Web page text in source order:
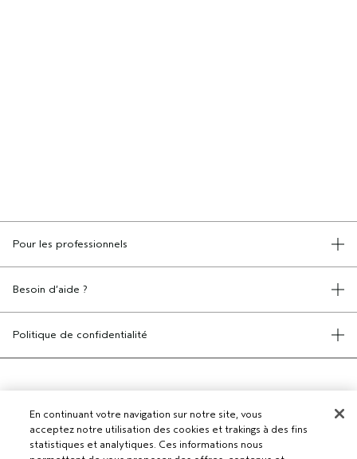
Pour les professionnels
Besoin d’aide ?
APPELEZ LE +41315280239
Politique de confidentialité
CONDITIONS GÉNÉRALES
POLITIQUE DE CONFIDENTIALITÉ
PUBLICITÉ BASÉE SUR LES INTÉRÊTS
EMPLOIS
POLITIQUE RELATIVE AUX COOKIES
En continuant votre navigation sur notre site, vous
acceptez notre utilisation des cookies et trakings à des fins
statistiques et analytiques. Ces informations nous